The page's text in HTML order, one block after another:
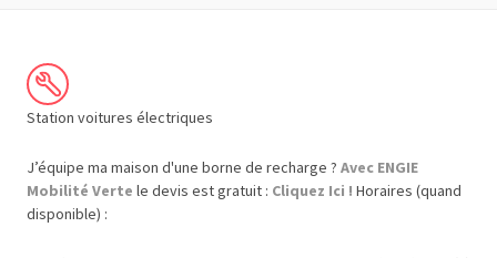
Station voitures électriques
J’équipe ma maison d'une borne de recharge ? Avec ENGIE
Mobilité Verte le devis est gratuit : Cliquez Ici ! Horaires (quand
disponible) :